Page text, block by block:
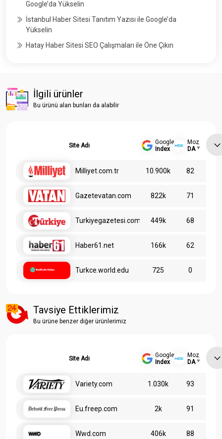
Google’da Yükselin
İstanbul Haber Sitesi Tanıtım Yazısı ile Google’da
Yükselin
Hatay Haber Sitesi SEO Çalışmaları ile Öne Çıkın
İlgili ürünler
Bu ürünü alan bunları da alabilir
Site Adı
Google
Index
Moz
DA
Milliyet.com.tr 10.900k 82
Gazetevatan.com 822k 71
Turkiyegazetesi.com.tr 449k 68
Haber61.net 166k 62
Turkce.world.edu 725 0
Tavsiye Ettiklerimiz
Bu ürüne benzer diğer ürünlerimiz
Site Adı
Google
Index
Moz
DA
Variety.com 1.030k 93
Eu.freep.com 2k 91
Wwd.com 406k 88